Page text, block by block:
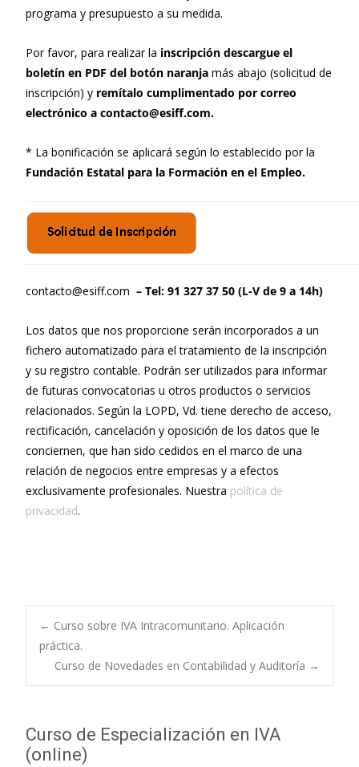
programa y presupuesto a su medida.
Por favor, para realizar la inscripción descargue el
boletín en PDF del botón naranja más abajo (solicitud de
inscripción) y remítalo cumplimentado por correo
electrónico a contacto@esiff.com.
* La bonificación se aplicará según lo establecido por la
Fundación Estatal para la Formación en el Empleo.
contacto@esiff.com – Tel: 91 327 37 50 (L-V de 9 a 14h)
Los datos que nos proporcione serán incorporados a un
fichero automatizado para el tratamiento de la inscripción
y su registro contable. Podrán ser utilizados para informar
de futuras convocatorias u otros productos o servicios
relacionados. Según la LOPD, Vd. tiene derecho de acceso,
rectificación, cancelación y oposición de los datos que le
conciernen, que han sido cedidos en el marco de una
relación de negocios entre empresas y a efectos
exclusivamente profesionales. Nuestra política de
privacidad.
Navegación de
entradas
← Curso sobre IVA Intracomunitario. Aplicación
práctica.
Curso de Novedades en Contabilidad y Auditoría →
Curso de Especialización en IVA
(online)